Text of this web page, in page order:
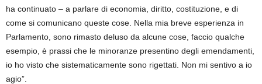
ha continuato – a parlare di economia, diritto, costituzione, e di
come si comunicano queste cose. Nella mia breve esperienza in
Parlamento, sono rimasto deluso da alcune cose, faccio qualche
esempio, è prassi che le minoranze presentino degli emendamenti,
io ho visto che sistematicamente sono rigettati. Non mi sentivo a io
agio”.